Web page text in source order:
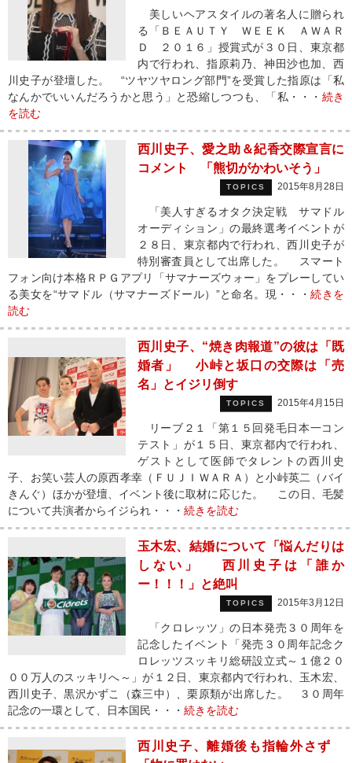
美しいヘアスタイルの著名人に贈られ
る「ＢＥＡＵＴＹ ＷＥＥＫ ＡＷＡＲ
Ｄ ２０１６」授賞式が３０日、東京都
内で行われ、指原莉乃、神田沙也加、西
川史子が登壇した。 “ツヤツヤロング部門”を受賞した指原は「私
なんかでいいんだろうかと思う」と恐縮しつつも、「私・・・ 続き
を読む
西川史子、愛之助＆紀香交際宣言に
コメント 「熊切がかわいそう」
TOPICS 2015年8月28日
「美人すぎるオタク決定戦 サマドル
オーディション」の最終選考イベントが
２８日、東京都内で行われ、西川史子が
特別審査員として出席した。 スマート
フォン向け本格ＲＰＧアプリ「サマナーズウォー」をプレーしてい
る美女を“サマドル（サマナーズドール）”と命名。現・・・続きを
読む
西川史子、“焼き肉報道”の彼は「既
婚者」 小峠と坂口の交際は「売
名」とイジリ倒す
TOPICS 2015年4月15日
リーブ２１「第１５回発毛日本一コン
テスト」が１５日、東京都内で行われ、
ゲストとして医師でタレントの西川史
子、お笑い芸人の原西孝幸（ＦＵＪＩＷＡＲＡ）と小峠英二（バイ
きんぐ）ほかが登壇、イベント後に取材に応じた。 この日、毛髪
について共演者からイジられ・・・ 続きを読む
玉木宏、結婚について「悩んだりは
しない」 西川史子は「誰か
ー！！！」と絶叫
TOPICS 2015年3月12日
「クロレッツ」の日本発売３０周年を
記念したイベント「発売３０周年記念ク
ロレッツスッキリ総研設立式～１億２０
００万人のスッキリへ～」が１２日、東京都内で行われ、玉木宏、
西川史子、黒沢かずこ（森三中）、栗原類が出席した。 ３０周年
記念の一環として、日本国民・・・ 続きを読む
西川史子、離婚後も指輪外さず